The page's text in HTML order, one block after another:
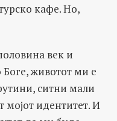
кафе. Но,
век и
Боге, животот ми е
ситни мали
мојот идентитет. И